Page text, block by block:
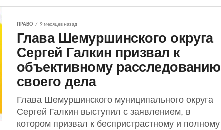
ПРАВО 9 месяцев назад
Глава Шемуршинского округа
Сергей Галкин призвал к
объективному расследованию
своего дела
Глава Шемуршинского муниципального округа
Сергей Галкин выступил с заявлением, в
котором призвал к беспристрастному и полному